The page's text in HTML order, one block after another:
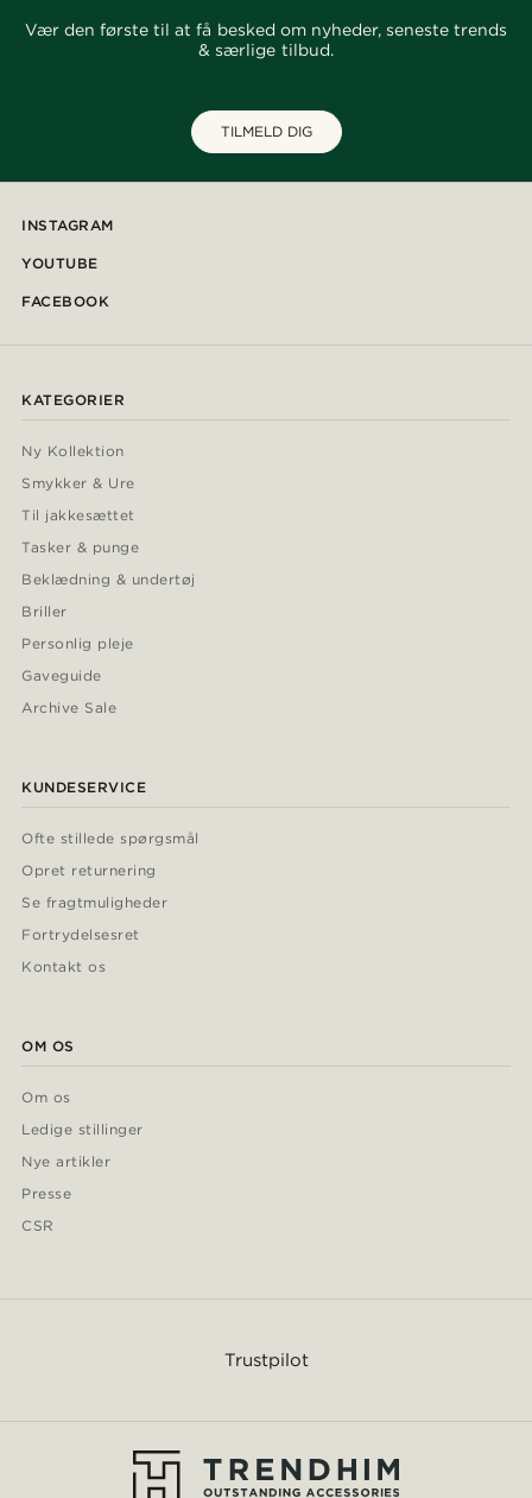
Vær den første til at få besked om nyheder, seneste trends
& særlige tilbud.
TILMELD DIG
INSTAGRAM
YOUTUBE
FACEBOOK
KATEGORIER
Ny Kollektion
Smykker & Ure
Til jakkesættet
Tasker & punge
Beklædning & undertøj
Briller
Personlig pleje
Gaveguide
Archive Sale
KUNDESERVICE
Ofte stillede spørgsmål
Opret returnering
Se fragtmuligheder
Fortrydelsesret
Kontakt os
OM OS
Om os
Ledige stillinger
Nye artikler
Presse
CSR
Trustpilot